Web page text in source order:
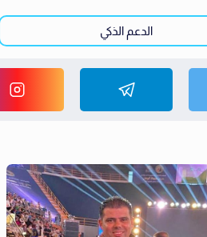
الدعم الذكي